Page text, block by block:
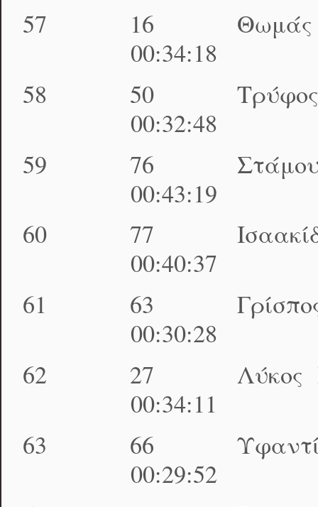
57 16 Θωμάς
00:34:18
58 50 Tρύφος
00:32:48
59 76 Στάμου
00:43:19
60 77
00:40:37
61 63 Γρίσπος
00:30:28
62 27 Λύκος
00:34:11
63 66
00:29:52